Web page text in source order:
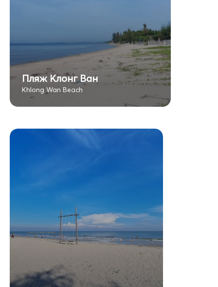
Пляж Клонг Ван
Khlong Wan Beach